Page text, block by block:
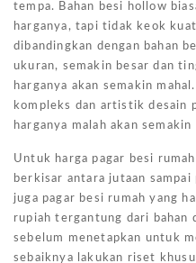
tempa. Bahan besi hollow
harganya, tapi tidak keok
dibandingkan dengan bahan
ukuran, semakin besar dan
harganya akan semakin
kompleks dan artistik desain
harganya malah akan
Untuk harga pagar besi
berkisar antara jutaan
juga pagar besi rumah yang
rupiah tergantung dari bahan
sebelum menetapkan untuk
sebaiknya lakukan riset